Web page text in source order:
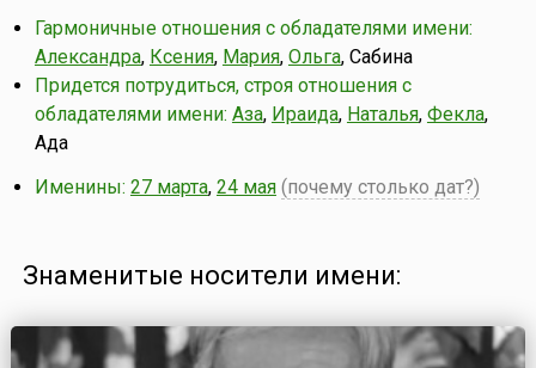
Гармоничные отношения с обладателями имени:
Александра, Ксения, Мария, Ольга, Сабина
Придется потрудиться, строя отношения с
обладателями имени: Аза, Ираида, Наталья, Фекла,
Ада
Именины: 27 марта, 24 мая (почему столько дат?)
Знаменитые носители имени: